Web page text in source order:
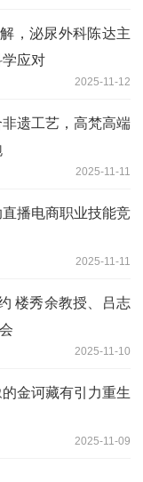
，泌尿外科陈达主
应对
2025-11-12
遗工艺，高梵高端
2025-11-11
播电商职业技能竞
2025-11-11
楼秀余教授、吕志
2025-11-10
金诃藏有引力重生
2025-11-09